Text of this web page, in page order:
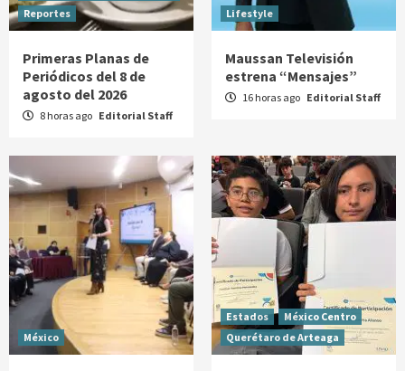
Reportes
Primeras Planas de
Periódicos del 8 de
agosto del 2026
8 horas ago Editorial Staff
Lifestyle
Maussan Televisión
estrena “Mensajes”
16 horas ago Editorial Staff
México
Estados
México Centro
Querétaro de Arteaga